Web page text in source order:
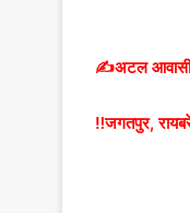
✍️अटल आवासीय
‼️जगतपुर,